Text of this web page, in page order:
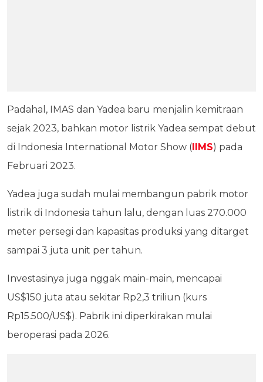
Padahal, IMAS dan Yadea baru menjalin kemitraan
sejak 2023, bahkan motor listrik Yadea sempat debut
di Indonesia International Motor Show (IIMS) pada
Februari 2023.
Yadea juga sudah mulai membangun pabrik motor
listrik di Indonesia tahun lalu, dengan luas 270.000
meter persegi dan kapasitas produksi yang ditarget
sampai 3 juta unit per tahun.
Investasinya juga nggak main-main, mencapai
US$150 juta atau sekitar Rp2,3 triliun (kurs
Rp15.500/US$). Pabrik ini diperkirakan mulai
beroperasi pada 2026.